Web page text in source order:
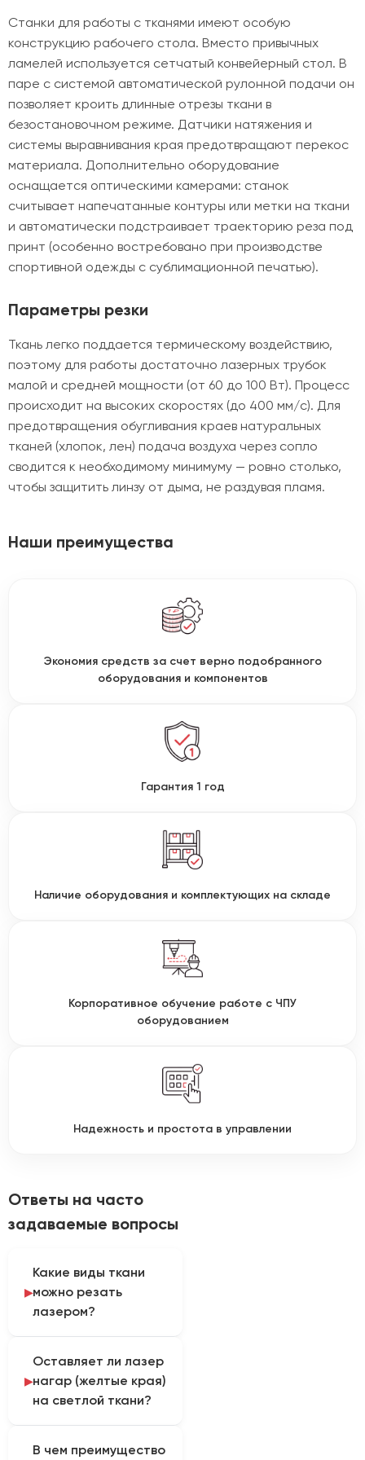
Станки для работы с тканями имеют особую
конструкцию рабочего стола. Вместо привычных
ламелей используется сетчатый конвейерный стол. В
паре с системой автоматической рулонной подачи он
позволяет кроить длинные отрезы ткани в
безостановочном режиме. Датчики натяжения и
системы выравнивания края предотвращают перекос
материала. Дополнительно оборудование
оснащается оптическими камерами: станок
считывает напечатанные контуры или метки на ткани
и автоматически подстраивает траекторию реза под
принт (особенно востребовано при производстве
спортивной одежды с сублимационной печатью).
Параметры резки
Ткань легко поддается термическому воздействию,
поэтому для работы достаточно лазерных трубок
малой и средней мощности (от 60 до 100 Вт). Процесс
происходит на высоких скоростях (до 400 мм/с). Для
предотвращения обугливания краев натуральных
тканей (хлопок, лен) подача воздуха через сопло
сводится к необходимому минимуму — ровно столько,
чтобы защитить линзу от дыма, не раздувая пламя.
Наши преимущества
Экономия средств за счет верно подобранного
оборудования и компонентов
Гарантия 1 год
Наличие оборудования и комплектующих на складе
Корпоративное обучение работе с ЧПУ
оборудованием
Надежность и простота в управлении
Ответы на часто
задаваемые вопросы
Какие виды ткани
можно резать
лазером?
большинство тканей:
фетр, хлопок, шелк,
джинсу, кевлар,
Оставляет ли лазер
нагар (желтые края)
на светлой ткани?
(полиэстер) нагара не
В чем преимущество